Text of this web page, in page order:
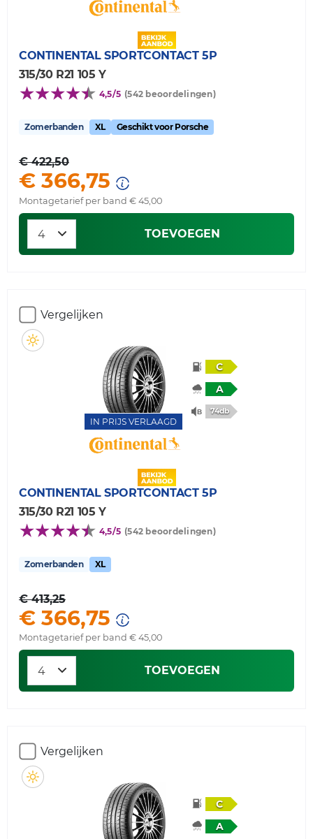
CONTINENTAL SPORTCONTACT 5P
315/30 R21 105 Y
4,5/5 (542 beoordelingen)
Zomerbanden XL Geschikt voor Porsche
€ 422,50
€ 366,75
Montagetarief per band € 45,00
TOEVOEGEN
Vergelijken
IN PRIJS VERLAAGD
C
A
74db
CONTINENTAL SPORTCONTACT 5P
315/30 R21 105 Y
4,5/5 (542 beoordelingen)
Zomerbanden XL
€ 413,25
€ 366,75
Montagetarief per band € 45,00
TOEVOEGEN
Vergelijken
C
A